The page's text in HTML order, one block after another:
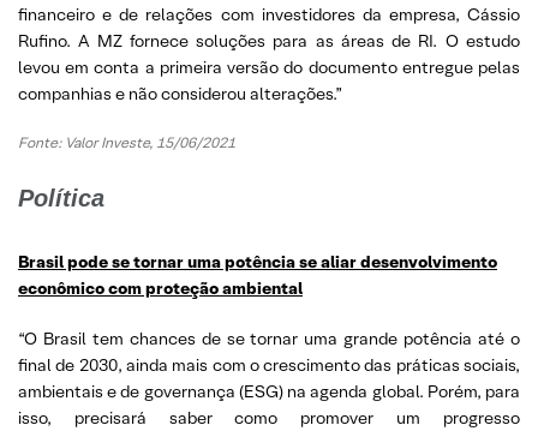
financeiro e de relações com investidores da empresa, Cássio
Rufino. A MZ fornece soluções para as áreas de RI. O estudo
levou em conta a primeira versão do documento entregue pelas
companhias e não considerou alterações.”
Fonte: Valor Investe, 15/06/2021
Política
Brasil pode se tornar uma potência se aliar desenvolvimento
econômico com proteção ambiental
“O Brasil tem chances de se tornar uma grande potência até o
final de 2030, ainda mais com o crescimento das práticas sociais,
ambientais e de governança (ESG) na agenda global. Porém, para
isso, precisará saber como promover um progresso